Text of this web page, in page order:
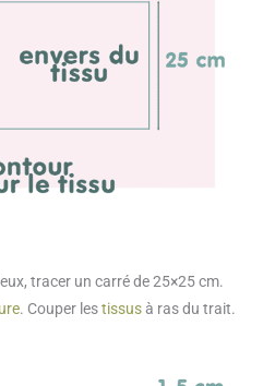
tracer un carré de 25×25 cm.
. Couper lestissusà ras du trait.